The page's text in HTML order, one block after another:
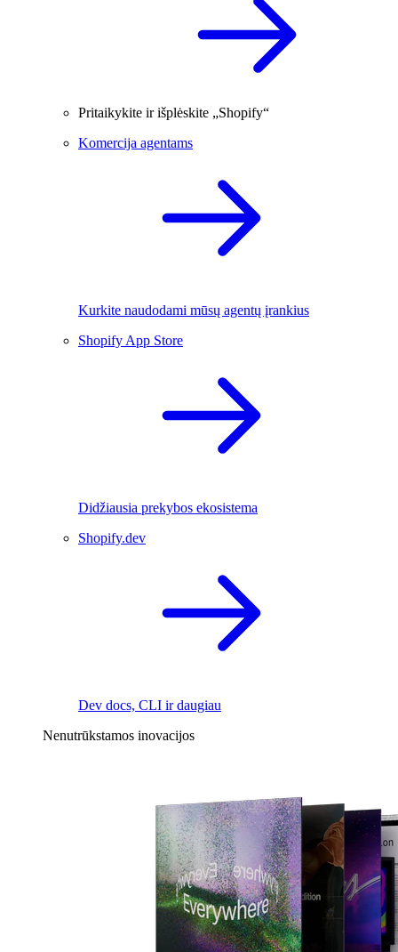
Pritaikykite ir išplėskite „Shopify“
Komercija agentams
Kurkite naudodami mūsų agentų įrankius
Shopify App Store
Didžiausia prekybos ekosistema
Shopify.dev
Dev docs, CLI ir daugiau
Nenutrūkstamos inovacijos